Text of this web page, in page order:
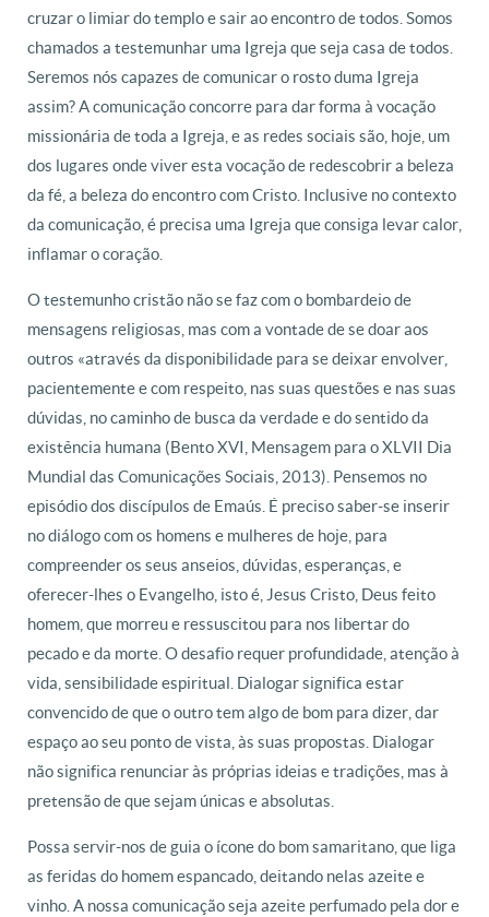
cruzar o limiar do templo e sair ao encontro de todos. Somos
chamados a testemunhar uma Igreja que seja casa de todos.
Seremos nós capazes de comunicar o rosto duma Igreja
assim? A comunicação concorre para dar forma à vocação
missionária de toda a Igreja, e as redes sociais são, hoje, um
dos lugares onde viver esta vocação de redescobrir a beleza
da fé, a beleza do encontro com Cristo. Inclusive no contexto
da comunicação, é precisa uma Igreja que consiga levar calor,
inflamar o coração.
O testemunho cristão não se faz com o bombardeio de
mensagens religiosas, mas com a vontade de se doar aos
outros «através da disponibilidade para se deixar envolver,
pacientemente e com respeito, nas suas questões e nas suas
dúvidas, no caminho de busca da verdade e do sentido da
existência humana (Bento XVI, Mensagem para o XLVII Dia
Mundial das Comunicações Sociais, 2013). Pensemos no
episódio dos discípulos de Emaús. É preciso saber-se inserir
no diálogo com os homens e mulheres de hoje, para
compreender os seus anseios, dúvidas, esperanças, e
oferecer-lhes o Evangelho, isto é, Jesus Cristo, Deus feito
homem, que morreu e ressuscitou para nos libertar do
pecado e da morte. O desafio requer profundidade, atenção à
vida, sensibilidade espiritual. Dialogar significa estar
convencido de que o outro tem algo de bom para dizer, dar
espaço ao seu ponto de vista, às suas propostas. Dialogar
não significa renunciar às próprias ideias e tradições, mas à
pretensão de que sejam únicas e absolutas.
Possa servir-nos de guia o ícone do bom samaritano, que liga
as feridas do homem espancado, deitando nelas azeite e
vinho. A nossa comunicação seja azeite perfumado pela dor e